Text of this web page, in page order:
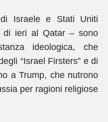
di Israele e Stati Uniti
di ieri al Qatar – sono
ideologica, che
“Israel Firsters” e di
a Trump, che nutrono
per ragioni religiose